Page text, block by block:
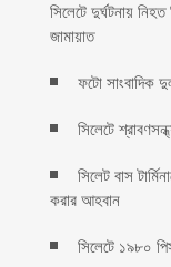
সিলেটে দুর্ঘটনায়
জামায়াত
ফটো সাংবাদিক
সিলেটে
সিলেট বাস
করার আহবান
সিলেটে ১৯৮০